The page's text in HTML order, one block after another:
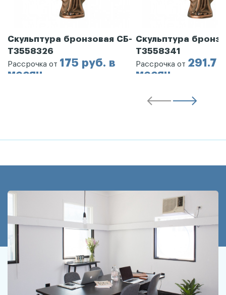
Скульптура бронзовая СБ-
Т3558326
Рассрочка от 175 руб. в
месяц
Скульптура
Т3558341
Рассрочка от 291.7
месяц